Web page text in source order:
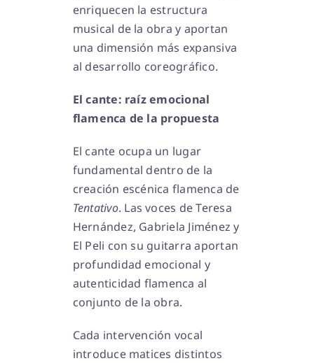
enriquecen la estructura
musical de la obra y aportan
una dimensión más expansiva
al desarrollo coreográfico.
El cante: raíz emocional
flamenca de la propuesta
El cante ocupa un lugar
fundamental dentro de la
creación escénica flamenca de
Tentativo. Las voces de Teresa
Hernández, Gabriela Jiménez y
El Peli con su guitarra aportan
profundidad emocional y
autenticidad flamenca al
conjunto de la obra.
Cada intervención vocal
introduce matices distintos